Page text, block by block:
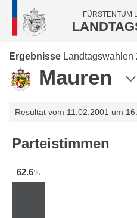
FÜRSTENTUM
Ergebnisse Landtagswahlen
Mauren
Resultat vom 11.02.2001 um
Parteistimmen
62.6%